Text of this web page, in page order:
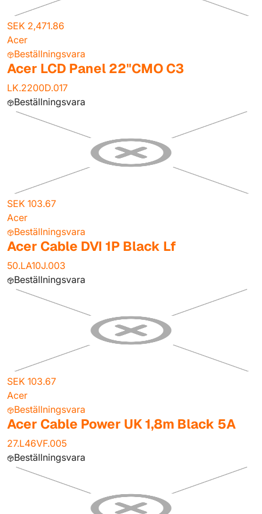
SEK 2,471.86
Acer
Beställningsvara
Acer LCD Panel 22"CMO C3
LK.2200D.017
Beställningsvara
SEK 103.67
Acer
Beställningsvara
Acer Cable DVI 1P Black Lf
50.LA10J.003
Beställningsvara
SEK 103.67
Acer
Beställningsvara
Acer Cable Power UK 1,8m Black 5A
27.L46VF.005
Beställningsvara